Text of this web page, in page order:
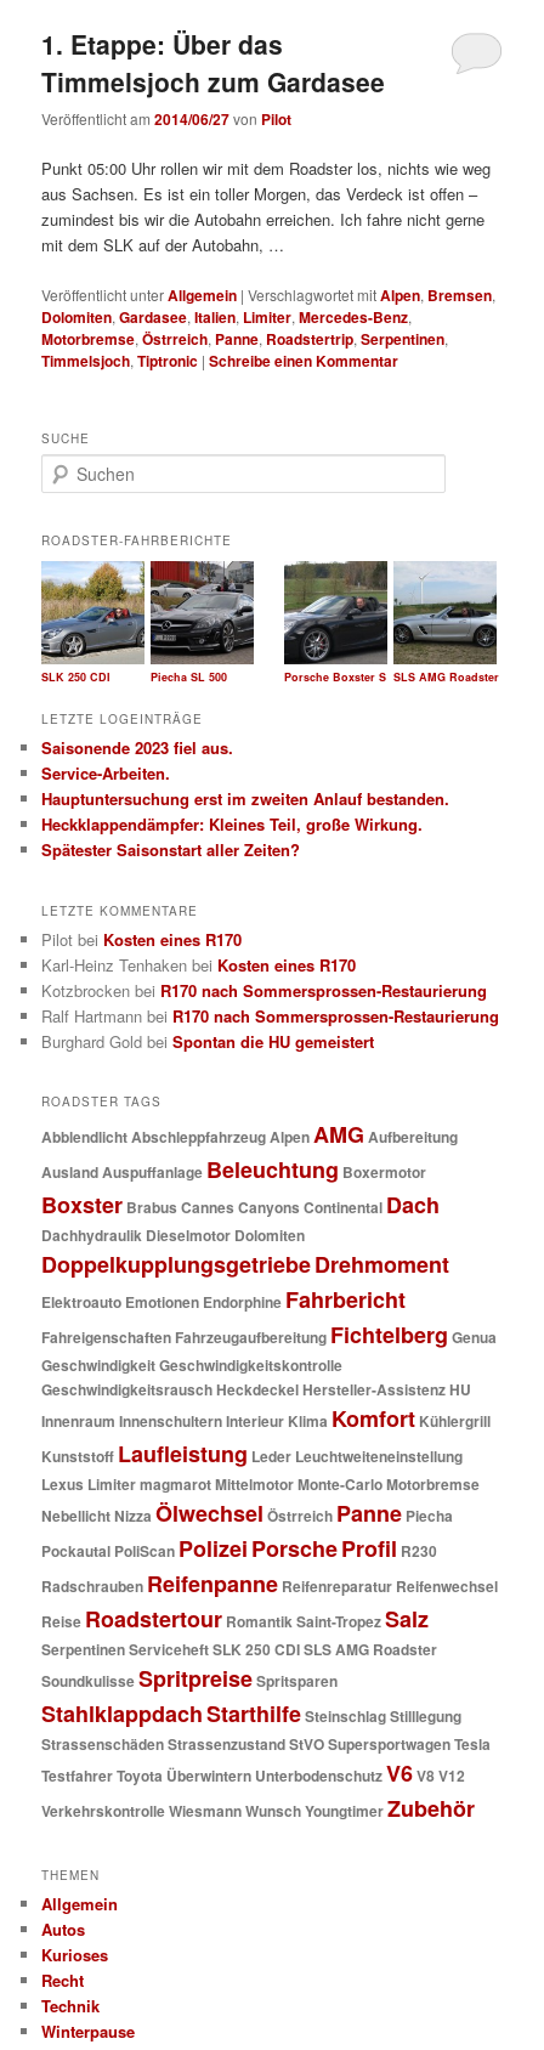
1. Etappe: Über das
Timmelsjoch zum Gardasee
Veröffentlicht am2014/06/27von Pilot
Punkt 05:00 Uhr rollen wir mit dem Roadster los, nichts wie weg
aus Sachsen. Es ist ein toller Morgen, das Verdeck ist offen –
zumindest bis wir die Autobahn erreichen. Ich fahre nicht gerne
mit dem SLK auf der Autobahn, …
Veröffentlicht unterAllgemein |Verschlagwortet mitAlpen, Bremsen,
Dolomiten,Gardasee,Italien, Limiter,Mercedes-Benz,
Motorbremse,Östrreich, Panne, Roadstertrip,Serpentinen,
Timmelsjoch,Tiptronic |Schreibe einen Kommentar
SUCHE
u
h
e
n
ROADSTER-FAHRBERICHTE
SLK 250 CDI SLS AMG Roadster
Piecha SL 500 Porsche Boxster S
LETZTE LOGEINTRÄGE
Saisonende 2023 fiel aus.
Service-Arbeiten.
Hauptuntersuchung erst im zweiten Anlauf bestanden.
Heckklappendämpfer: Kleines Teil, große Wirkung.
Spätester Saisonstart aller Zeiten?
LETZTE KOMMENTARE
Pilot bei Kosten eines R170
Karl-Heinz Tenhaken bei Kosten eines R170
Kotzbrocken bei R170 nach Sommersprossen-Restaurierung
Ralf Hartmann bei R170 nach Sommersprossen-Restaurierung
Burghard Gold beiSpontan die HU gemeistert
ROADSTER TAGS
AbblendlichtAbschleppfahrzeugAlpenAMG Aufbereitung
AuslandAuspuffanlage Beleuchtung Boxermotor
Boxster Brabus Cannes Canyons Continental Dach
Dachhydraulik Dieselmotor Dolomiten
DoppelkupplungsgetriebeDrehmoment
Elektroauto Emotionen Endorphine Fahrbericht
Fahreigenschaften Fahrzeugaufbereitung Fichtelberg Genua
GeschwindigkeitGeschwindigkeitskontrolle
GeschwindigkeitsrauschHeckdeckelHersteller-AssistenzHU
Innenraum InnenschulternInterieur Klima Komfort Kühlergrill
Kunststoff Laufleistung Leder Leuchtweiteneinstellung
Lexus LimitermagmarotMittelmotorMonte-CarloMotorbremse
NebellichtNizza Ölwechsel Östrreich Panne Piecha
Pockautal PoliScan PolizeiPorscheProfil R230
Radschrauben Reifenpanne Reifenreparatur Reifenwechsel
Reise Roadstertour RomantikSaint-TropezSalz
SerpentinenServiceheftSLK 250 CDISLS AMG Roadster
SoundkulisseSpritpreiseSpritsparen
StahlklappdachStarthilfeSteinschlagStilllegung
StrassenschädenStrassenzustandStVOSupersportwagenTesla
TestfahrerToyota Überwintern UnterbodenschutzV6V8V12
VerkehrskontrolleWiesmannWunschYoungtimerZubehör
THEMEN
Allgemein
Autos
Kurioses
Recht
Technik
Winterpause